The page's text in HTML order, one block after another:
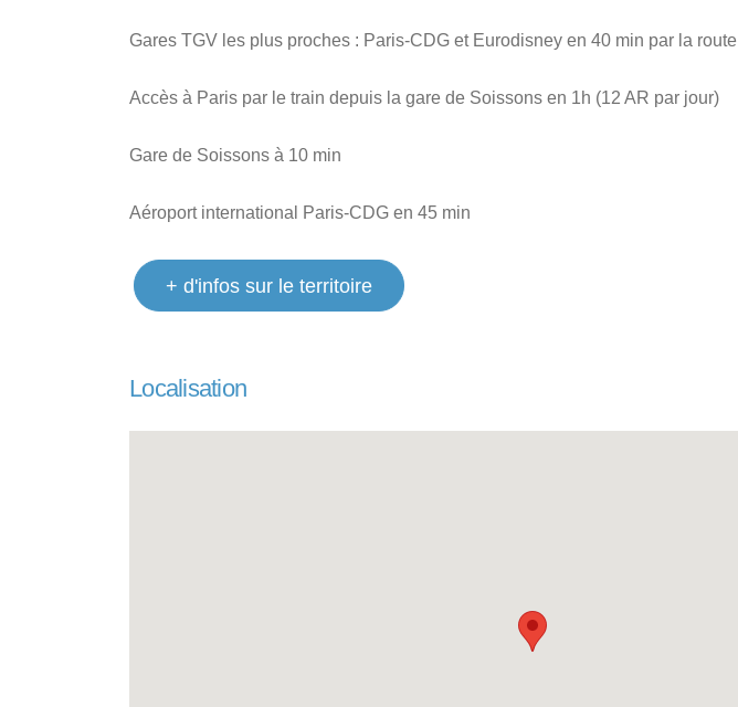
Gares TGV les plus proches : Paris-CDG et Eurodisney en 40 min par la route
Accès à Paris par le train depuis la gare de Soissons en 1h (12 AR par jour)
Gare de Soissons à 10 min
Aéroport international Paris-CDG en 45 min
+ d'infos sur le territoire
Localisation